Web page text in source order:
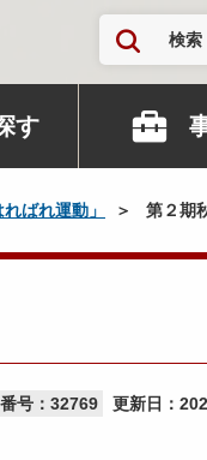
検索
す
ばれ運動」 第２期
号：32769 更新日：